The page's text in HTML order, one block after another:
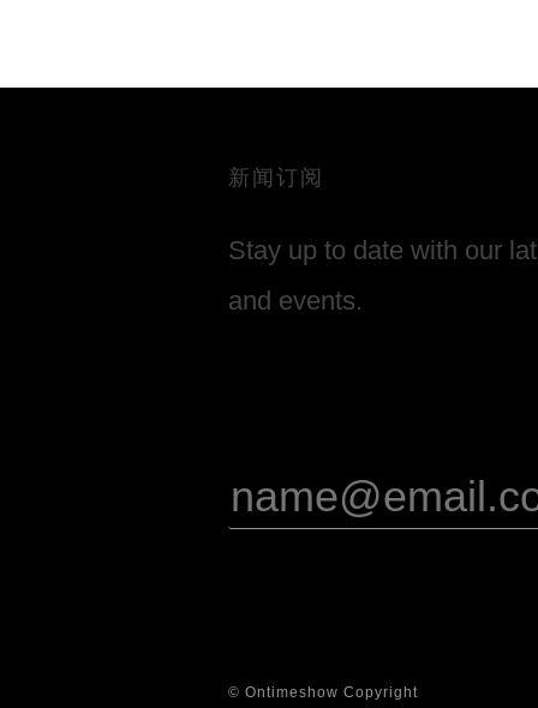
新闻订阅
Stay up to date with our
and events.
© Ontimeshow Copyright